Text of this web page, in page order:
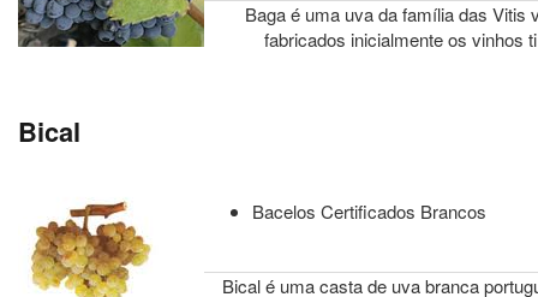
Baga é uma uva da família das Vitis
fabricados inicialmente os vinhos
Bical
Bacelos Certificados Brancos
Bical é uma casta de uva branca